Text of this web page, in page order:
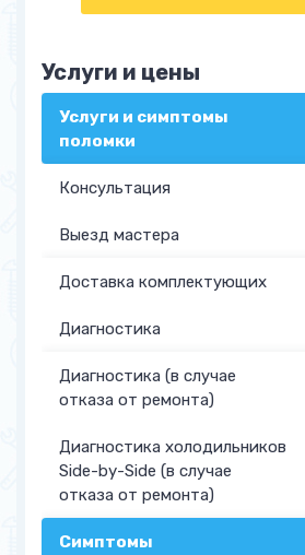
Услуги и цены
Услуги и симптомы
поломки
Консультация
Выезд мастера
Доставка комплектующих
Диагностика
Диагностика (в случае
отказа от ремонта)
Диагностика холодильников
Side-by-Side (в случае
отказа от ремонта)
Симптомы